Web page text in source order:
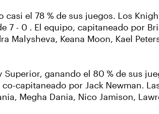
el 78 % de sus juegos. Los
7 - 0 . El equipo, capitaneado por
Malysheva, Keana Moon, Kael
Superior, ganando el 80 % de sus
capitaneado por Jack Newman.
Megha Dania, Nico Jamison,